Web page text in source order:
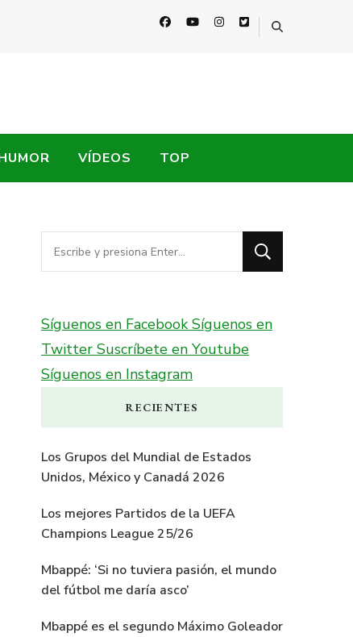
VÍDEOS TOP
¿Buscas
algo?
Síguenos en FacebookSíguenos en
Twitter Suscríbete en Youtube
Síguenos en Instagram
RECIENTES
Los Grupos del Mundial de Estados
Unidos, México y Canadá 2026
Los mejores Partidos de la UEFA
Champions League 25/26
Mbappé: ‘Si no tuviera pasión, el mundo
del fútbol me daría asco’
Mbappé es el segundo Máximo Goleador